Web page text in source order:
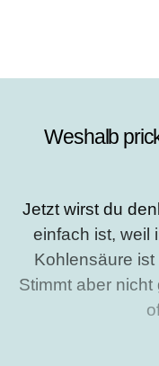
Weshalb
Jetzt wirst du
einfach ist, weil
Kohlensäure
Stimmt aber